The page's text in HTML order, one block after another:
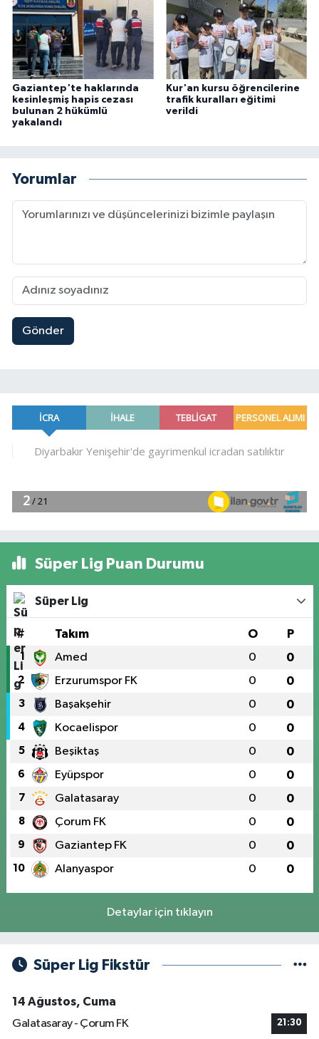
Gaziantep'te haklarında
kesinleşmiş hapis cezası
bulunan 2 hükümlü
yakalandı
Kur'an kursu öğrencilerine
trafik kuralları eğitimi
verildi
Yorumlar
Gönder
Süper Lig Puan Durumu
Süper Lig
# Takım O P
1 Amed 0 0
2 Erzurumspor FK 0 0
3 Başakşehir 0 0
4 Kocaelispor 0 0
5 Beşiktaş 0 0
6 Eyüpspor 0 0
7 Galatasaray 0 0
8 Çorum FK 0 0
9 Gaziantep FK 0 0
10 Alanyaspor 0 0
Detaylar için tıklayın
Süper Lig Fikstür
14 Ağustos, Cuma
Galatasaray - Çorum FK
21:30